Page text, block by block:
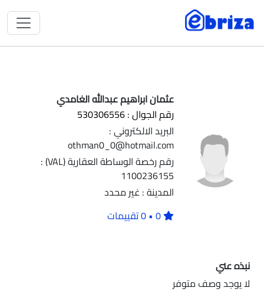
عثمان ابراهيم عبدالله الغامدي
رقم الجوال : 530306556
البريد الالكتروني :
othman0_0@hotmail.com
رقم رخصة الوساطة العقارية (VAL) :
1100236155
المدينة : غير محدد
0 • 0 تقييمات
نبذه عني
لا يوجد وصف متوفر